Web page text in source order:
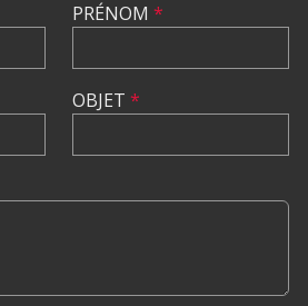
PRÉNOM *
OBJET *